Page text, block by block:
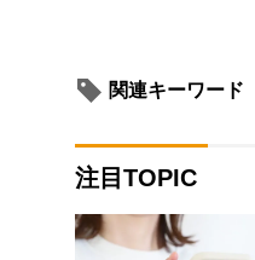
関連キーワード
注目TOPIC